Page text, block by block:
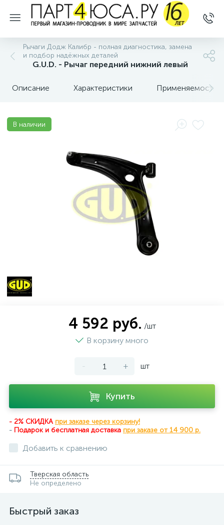
Рычаги Додж Калибр - полная диагностика, замена
и подбор надёжных деталей
G.U.D. - Рычаг передний нижний левый
Описание Характеристики Применяемость
В наличии
4 592 руб. /шт
В корзину много
- + шт
Купить
- 2% СКИДКА при заказе через корзину!
- Подарок и бесплатная доставка при заказе от 14 900 р.
Добавить к сравнению
Тверская область
Не определено
Быстрый заказ